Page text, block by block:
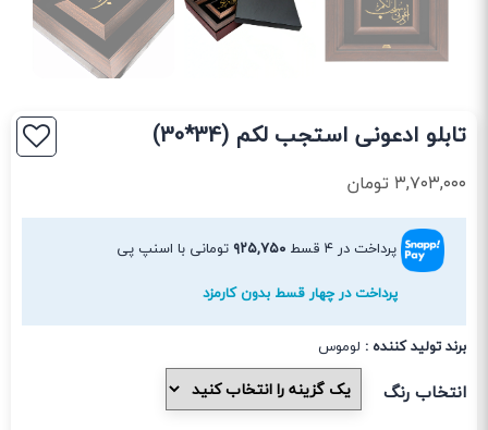
تابلو ادعونی استجب لکم (34*30)
۳,۷۰۳,۰۰۰ تومان
پرداخت در ۴ قسط ۹۲۵,۷۵۰تومانی با اسنپ پی
پرداخت در چهار قسط بدون کارمزد
برند تولید کننده : لوموس
انتخاب رنگ